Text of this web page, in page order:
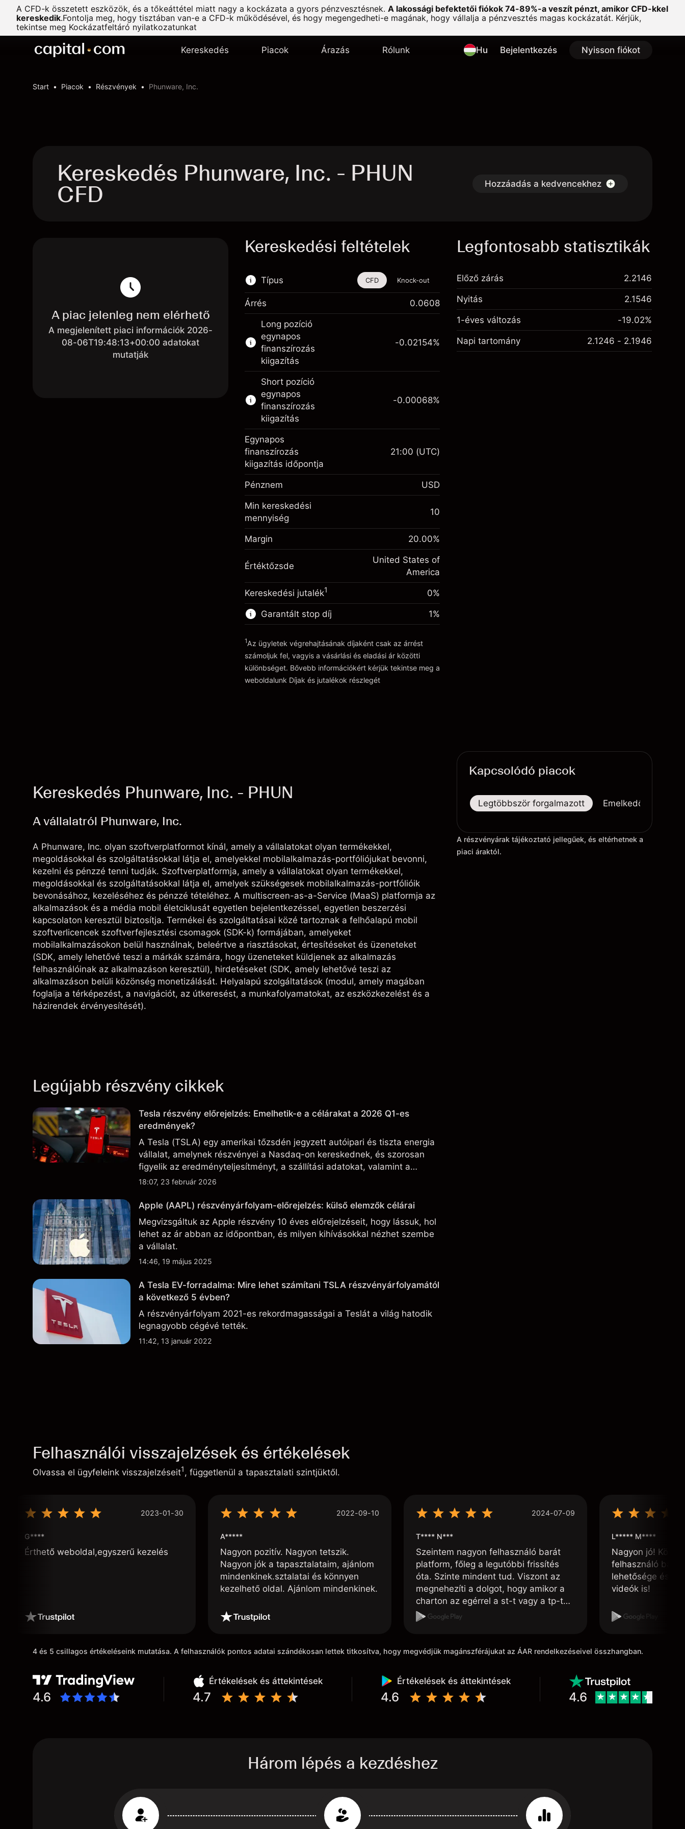
A CFD-k összetett eszközök, és a tőkeáttétel miatt nagy a kockázata a gyors pénzvesztésnek. A lakossági befektetői fiókok 74-89%-a veszít pénzt, amikor CFD-kkel
kereskedik.Fontolja meg, hogy tisztában van-e a CFD-k működésével, és hogy megengedheti-e magának, hogy vállalja a pénzvesztés magas kockázatát. Kérjük,
tekintse meg Kockázatfeltáró nyilatkozatunkat
Kereskedés Piacok Árazás Rólunk Hu Bejelentkezés Nyisson fiókot
Start Piacok Részvények Phunware, Inc.
Kereskedés Phunware, Inc. - PHUN
CFD Hozzáadás a kedvencekhez
A piac jelenleg nem elérhető
A megjelenített piaci információk 2026-
08-06T19:48:13+00:00 adatokat
mutatják
Kereskedési feltételek
Típus
Ez a pénzügyi eszköz CFD-ken és Knock-
outokon keresztül is kereskedhető.
Bővebb információk:
CFD-k
Knock-outok
CFD Knock-out
Árrés 0.0608
Long pozíció
egynapos
finanszírozás
kiigazítás
Fedezet. A befektetése
$1,000.00
Egynapos finanszírozás
A pozíció teljes értékéből
származó díjak
-0.02154
(-$1.08)
Ügyletméret tőkeáttétellel ~
Tőkeáttételből származó pénz ~$4,000.00
Ugrás a platformra
-0.02154%
Short pozíció
egynapos
finanszírozás
kiigazítás
Fedezet. A befektetése
$1,000.00
Egynapos finanszírozás
kiigazítás
A pozíció teljes értékéből
-0.000682
$5,000.00
Tőkeáttételből származó pénz ~
Ugrás a platformra
-0.00068%
Egynapos
finanszírozás
kiigazítás időpontja
21:00 (UTC)
Pénznem USD
Min kereskedési
mennyiség
10
Margin 20.00%
Értéktőzsde
United States of
America
Kereskedési jutalék1 0%
Garantált stop díj
Díjak és jutalékokrészlegét
1%
1Az ügyletek végrehajtásának díjaként csak az árrést
számoljuk fel, vagyis a vásárlási és eladási ár közötti
különbséget. Bővebb információkért kérjük tekintse meg a
weboldalunk Díjak és jutalékok részlegét
Legfontosabb statisztikák
Előző zárás 2.2146
Nyitás 2.1546
1-éves változás -19.02%
Napi tartomány 2.1246 - 2.1946
Kereskedés Phunware, Inc. - PHUN
A vállalatról Phunware, Inc.
A Phunware, Inc. olyan szoftverplatformot kínál, amely a vállalatokat olyan termékekkel,
megoldásokkal és szolgáltatásokkal látja el, amelyekkel mobilalkalmazás-portfóliójukat bevonni,
kezelni és pénzzé tenni tudják. Szoftverplatformja, amely a vállalatokat olyan termékekkel,
megoldásokkal és szolgáltatásokkal látja el, amelyek szükségesek mobilalkalmazás-portfólióik
bevonásához, kezeléséhez és pénzzé tételéhez. A multiscreen-as-a-Service (MaaS) platformja az
alkalmazások és a média mobil életciklusát egyetlen bejelentkezéssel, egyetlen beszerzési
kapcsolaton keresztül biztosítja. Termékei és szolgáltatásai közé tartoznak a felhőalapú mobil
szoftverlicencek szoftverfejlesztési csomagok (SDK-k) formájában, amelyeket
mobilalkalmazásokon belül használnak, beleértve a riasztásokat, értesítéseket és üzeneteket
(SDK, amely lehetővé teszi a márkák számára, hogy üzeneteket küldjenek az alkalmazás
felhasználóinak az alkalmazáson keresztül), hirdetéseket (SDK, amely lehetővé teszi az
alkalmazáson belüli közönség monetizálását. Helyalapú szolgáltatások (modul, amely magában
foglalja a térképezést, a navigációt, az útkeresést, a munkafolyamatokat, az eszközkezelést és a
házirendek érvényesítését).
Legújabb részvény cikkek
Tesla részvény előrejelzés: Emelhetik-e a célárakat a 2026 Q1-es
eredmények?
A Tesla (TSLA) egy amerikai tőzsdén jegyzett autóipari és tiszta energia
vállalat, amelynek részvényei a Nasdaq-on kereskednek, és szorosan
figyelik az eredményteljesítményt, a szállítási adatokat, valamint a
technológiai és gyártási fejleményeket.
18:07, 23 február 2026
Apple (AAPL) részvényárfolyam-előrejelzés: külső elemzők célárai
Megvizsgáltuk az Apple részvény 10 éves előrejelzéseit, hogy lássuk, hol
lehet az ár abban az időpontban, és milyen kihívásokkal nézhet szembe
a vállalat.
14:46, 19 május 2025
A Tesla EV-forradalma: Mire lehet számítani TSLA részvényárfolyamától
a következő 5 évben?
A részvényárfolyam 2021-es rekordmagasságai a Teslát a világ hatodik
legnagyobb cégévé tették.
11:42, 13 január 2022
Kapcsolódó piacok
Legtöbbször forgalmazott Emelkedők
A részvényárak tájékoztató jellegűek, és eltérhetnek a
piaci áraktól.
Felhasználói visszajelzések és értékelések
Olvassa el ügyfeleink visszajelzéseit1, függetlenül a tapasztalati szintjüktől.
2023-01-30
G****
Érthető weboldal,egyszerű kezelés
2022-09-10
A*****
Nagyon pozitív. Nagyon tetszik.
Nagyon jók a tapasztalataim, ajánlom
mindenkinek.sztalatai és könnyen
kezelhető oldal. Ajánlom mindenkinek.
2024-07-09
T**** N***
Szeintem nagyon felhasználó barát
platform, főleg a legutóbbi frissítés
óta. Szinte mindent tud. Viszont az
megnehezíti a dolgot, hogy amikor a
charton az egérrel a st-t vagy a tp-t
akarom húzni, félúton vissza ugrik a
L***** M****
Nagyon jó!
felhasználó
lehetősége és,
videók is!
4 és 5 csillagos értékeléseink mutatása. A felhasználók pontos adatai szándékosan lettek titkosítva, hogy megvédjük magánszférájukat az ÁAR rendelkezéseivel összhangban.
4.6
Értékelések és áttekintések
4.7
Értékelések és áttekintések
4.6 4.6
Három lépés a kezdéshez